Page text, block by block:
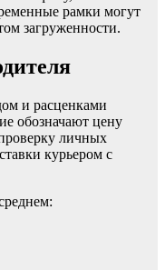
рамки могут
загруженности.
и расценками
обозначают цену
личных
курьером с